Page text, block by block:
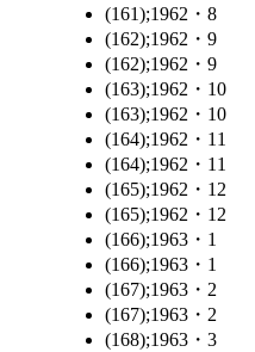
(161);1962・8
(162);1962・9
(162);1962・9
(163);1962・10
(163);1962・10
(164);1962・11
(164);1962・11
(165);1962・12
(165);1962・12
(166);1963・1
(166);1963・1
(167);1963・2
(167);1963・2
(168);1963・3